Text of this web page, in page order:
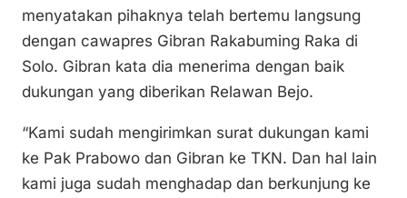
menyatakan pihaknya telah bertemu langsung
dengan cawapres Gibran Rakabuming Raka di
Solo. Gibran kata dia menerima dengan baik
dukungan yang diberikan Relawan Bejo.
“Kami sudah mengirimkan surat dukungan kami
ke Pak Prabowo dan Gibran ke TKN. Dan hal lain
kami juga sudah menghadap dan berkunjung ke